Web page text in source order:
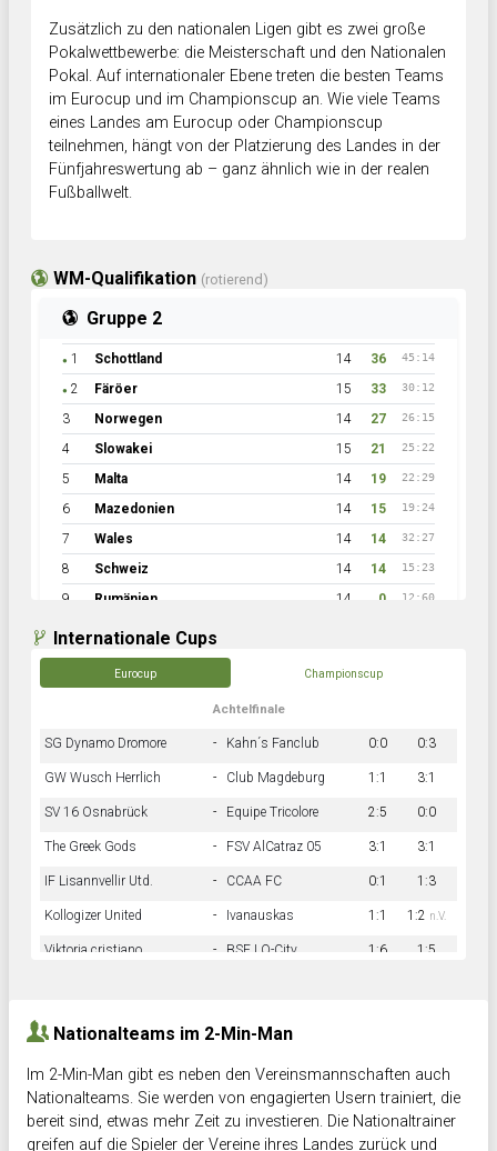
Zusätzlich zu den nationalen Ligen gibt es zwei große
Pokalwettbewerbe: die Meisterschaft und den Nationalen
Pokal. Auf internationaler Ebene treten die besten Teams
im Eurocup und im Championscup an. Wie viele Teams
eines Landes am Eurocup oder Championscup
teilnehmen, hängt von der Platzierung des Landes in der
Fünfjahreswertung ab – ganz ähnlich wie in der realen
Fußballwelt.
WM-Qualifikation (rotierend)
Gruppe 2
● 1 Schottland 14 36 45:14
● 2 Färöer 15 33 30:12
3 Norwegen 14 27 26:15
4 Slowakei 15 21 25:22
5 Malta 14 19 22:29
6 Mazedonien 14 15 19:24
7 Wales 14 14 32:27
8 Schweiz 14 14 15:23
9 Rumänien 14 0 12:60
Internationale Cups
Eurocup Championscup
Achtelfinale
SG Dynamo Dromore - Kahn´s Fanclub 0:0 0:3
GW Wusch Herrlich - Club Magdeburg 1:1 3:1
SV 16 Osnabrück - Equipe Tricolore 2:5 0:0
The Greek Gods - FSV AlCatraz 05 3:1 3:1
IF Lisannvellir Utd. - CCAA FC 0:1 1:3
Kollogizer United - Ivanauskas 1:1 1:2 n.V.
Viktoria cristiano - BSF LO-City 1:6 1:5
Nationalteams im 2-Min-Man
Im 2-Min-Man gibt es neben den Vereinsmannschaften auch
Nationalteams. Sie werden von engagierten Usern trainiert, die
bereit sind, etwas mehr Zeit zu investieren. Die Nationaltrainer
greifen auf die Spieler der Vereine ihres Landes zurück und